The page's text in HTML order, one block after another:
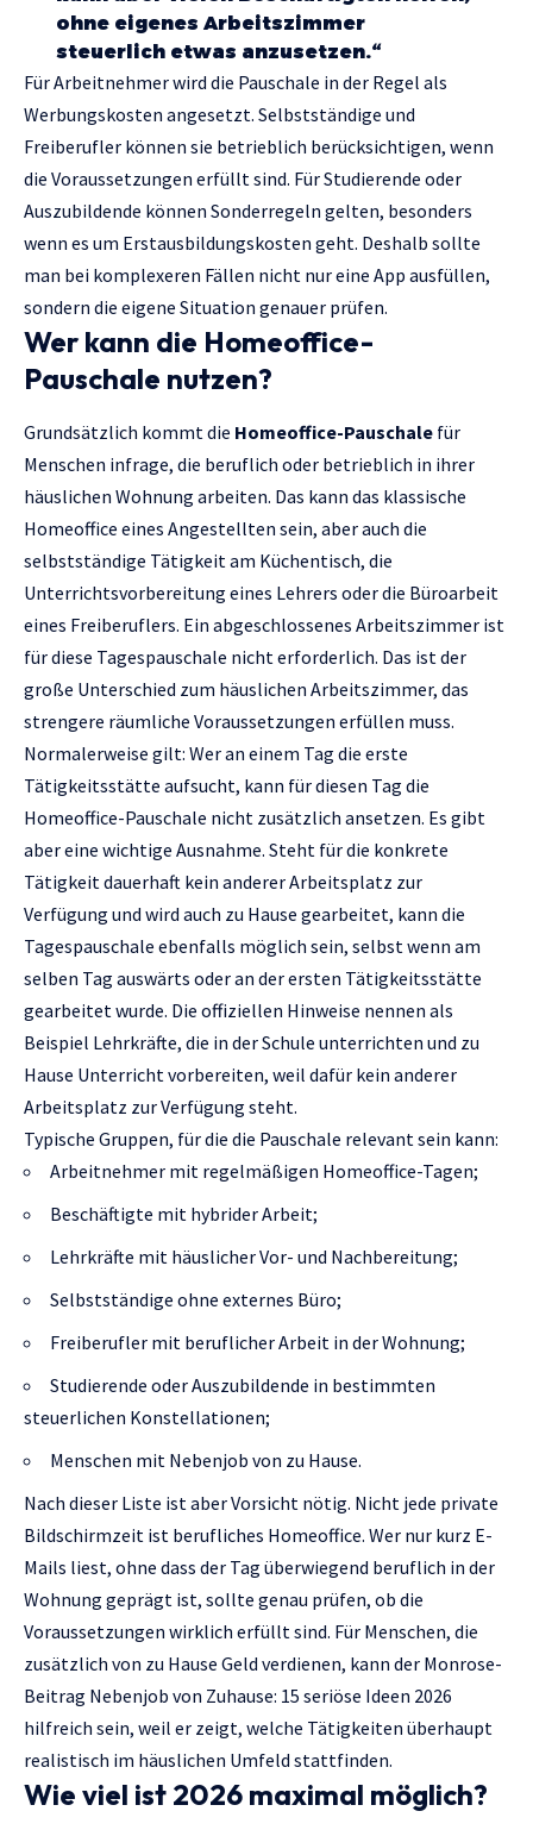
ohne eigenes Arbeitszimmer
steuerlich etwas anzusetzen.“
Für Arbeitnehmer wird die Pauschale in der Regel als
Werbungskosten angesetzt. Selbstständige und
Freiberufler können sie betrieblich berücksichtigen, wenn
die Voraussetzungen erfüllt sind. Für Studierende oder
Auszubildende können Sonderregeln gelten, besonders
wenn es um Erstausbildungskosten geht. Deshalb sollte
man bei komplexeren Fällen nicht nur eine App ausfüllen,
sondern die eigene Situation genauer prüfen.
Wer kann die Homeoffice-
Pauschale nutzen?
Grundsätzlich kommt die Homeoffice-Pauschale für
Menschen infrage, die beruflich oder betrieblich in ihrer
häuslichen Wohnung arbeiten. Das kann das klassische
Homeoffice eines Angestellten sein, aber auch die
selbstständige Tätigkeit am Küchentisch, die
Unterrichtsvorbereitung eines Lehrers oder die Büroarbeit
eines Freiberuflers. Ein abgeschlossenes Arbeitszimmer ist
für diese Tagespauschale nicht erforderlich. Das ist der
große Unterschied zum häuslichen Arbeitszimmer, das
strengere räumliche Voraussetzungen erfüllen muss.
Normalerweise gilt: Wer an einem Tag die erste
Tätigkeitsstätte aufsucht, kann für diesen Tag die
Homeoffice-Pauschale nicht zusätzlich ansetzen. Es gibt
aber eine wichtige Ausnahme. Steht für die konkrete
Tätigkeit dauerhaft kein anderer Arbeitsplatz zur
Verfügung und wird auch zu Hause gearbeitet, kann die
Tagespauschale ebenfalls möglich sein, selbst wenn am
selben Tag auswärts oder an der ersten Tätigkeitsstätte
gearbeitet wurde. Die offiziellen Hinweise nennen als
Beispiel Lehrkräfte, die in der Schule unterrichten und zu
Hause Unterricht vorbereiten, weil dafür kein anderer
Arbeitsplatz zur Verfügung steht.
Typische Gruppen, für die die Pauschale relevant sein kann:
Arbeitnehmer mit regelmäßigen Homeoffice-Tagen;
Beschäftigte mit hybrider Arbeit;
Lehrkräfte mit häuslicher Vor- und Nachbereitung;
Selbstständige ohne externes Büro;
Freiberufler mit beruflicher Arbeit in der Wohnung;
Studierende oder Auszubildende in bestimmten
steuerlichen Konstellationen;
Menschen mit Nebenjob von zu Hause.
Nach dieser Liste ist aber Vorsicht nötig. Nicht jede private
Bildschirmzeit ist berufliches Homeoffice. Wer nur kurz E-
Mails liest, ohne dass der Tag überwiegend beruflich in der
Wohnung geprägt ist, sollte genau prüfen, ob die
Voraussetzungen wirklich erfüllt sind. Für Menschen, die
zusätzlich von zu Hause Geld verdienen, kann der Monrose-
Beitrag Nebenjob von Zuhause: 15 seriöse Ideen 2026
hilfreich sein, weil er zeigt, welche Tätigkeiten überhaupt
realistisch im häuslichen Umfeld stattfinden.
Wie viel ist 2026 maximal möglich?